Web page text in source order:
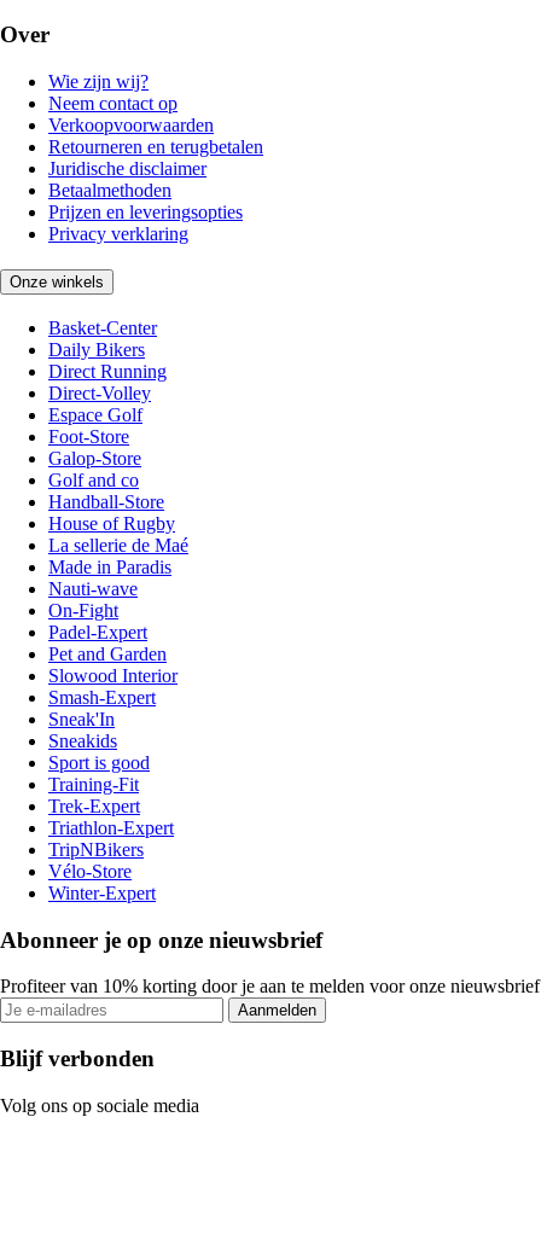
Over
Wie zijn wij?
Neem contact op
Verkoopvoorwaarden
Retourneren en terugbetalen
Juridische disclaimer
Betaalmethoden
Prijzen en leveringsopties
Privacy verklaring
Onze winkels
Basket-Center
Daily Bikers
Direct Running
Direct-Volley
Espace Golf
Foot-Store
Galop-Store
Golf and co
Handball-Store
House of Rugby
La sellerie de Maé
Made in Paradis
Nauti-wave
On-Fight
Padel-Expert
Pet and Garden
Slowood Interior
Smash-Expert
Sneak'In
Sneakids
Sport is good
Training-Fit
Trek-Expert
Triathlon-Expert
TripNBikers
Vélo-Store
Winter-Expert
Abonneer je op onze nieuwsbrief
Profiteer van 10% korting door je aan te melden voor onze nieuwsbrief
Aanmelden
Blijf verbonden
Volg ons op sociale media